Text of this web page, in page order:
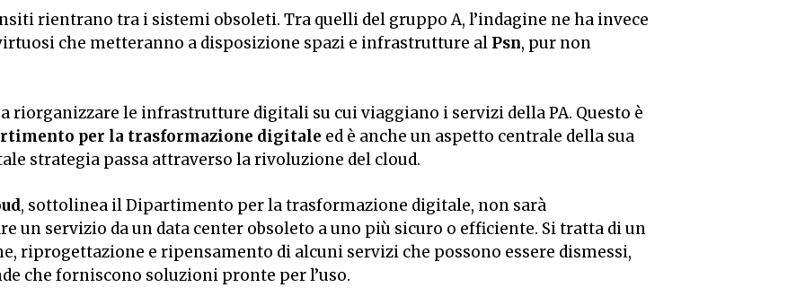
rientrano tra i sistemi obsoleti. Tra quelli del gruppo A, l’indagine ne ha invece
che metteranno a disposizione spazi e infrastrutture al Psn, pur non
riorganizzare le infrastrutture digitali su cui viaggiano i servizi della PA. Questo è
per la trasformazione digitale ed è anche un aspetto centrale della sua
strategia passa attraverso la rivoluzione del cloud.
, sottolinea il Dipartimento per la trasformazione digitale, non sarà
un servizio da un data center obsoleto a uno più sicuro o efficiente. Si tratta di un
riprogettazione e ripensamento di alcuni servizi che possono essere dismessi,
che forniscono soluzioni pronte per l’uso.